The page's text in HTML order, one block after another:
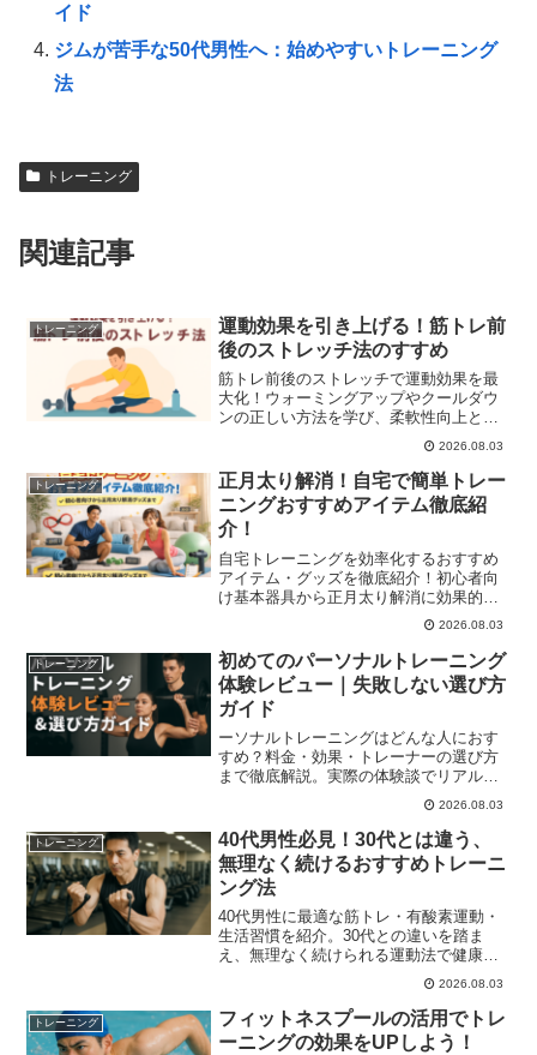
イド
ジムが苦手な50代男性へ：始めやすいトレーニング
法
トレーニング
関連記事
トレーニング
運動効果を引き上げる！筋トレ前
後のストレッチ法のすすめ
筋トレ前後のストレッチで運動効果を最
大化！ウォーミングアップやクールダウ
ンの正しい方法を学び、柔軟性向上と疲
2026.08.03
トレーニング
正月太り解消！自宅で簡単トレー
ニングおすすめアイテム徹底紹
介！
自宅トレーニングを効率化するおすすめ
アイテム・グッズを徹底紹介！初心者向
け基本器具から正月太り解消に効果的な
下半身・体幹トレーニング用品、継続し
やすい便利グッズまでわかりやすく解説
します。
2026.08.03
トレーニング
初めてのパーソナルトレーニング
体験レビュー｜失敗しない選び方
ガイド
ーソナルトレーニングはどんな人におす
すめ？料金・効果・トレーナーの選び方
まで徹底解説。実際の体験談でリアルな
2026.08.03
トレーニング
40代男性必見！30代とは違う、
無理なく続けるおすすめトレーニ
ング法
40代男性に最適な筋トレ・有酸素運動・
生活習慣を紹介。30代との違いを踏ま
え、無理なく続けられる運動法で健康的
2026.08.03
トレーニング
フィットネスプールの活用でトレ
ーニングの効果をUPしよう！